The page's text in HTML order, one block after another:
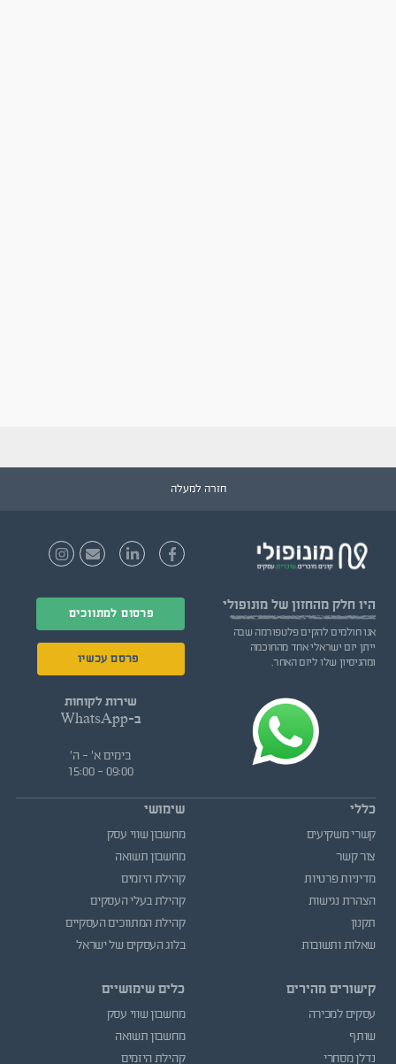
חזרה למעלה
היו חלק מהחזון של מונופולי
אנו חולמים להקים פלטפורמה שבה
ייתן יזם ישראלי אחד מהחוכמה
ומהניסיון שלו ליזם האחר.
פרסום למתווכים
פרסם עכשיו
שירות לקוחות
ב-WhatsApp
בימים א' - ה'
09:00 - 15:00
כללי
קשרי משקיעים
צור קשר
מדיניות פרטיות
הצהרת נגישות
תקנון
שאלות ותשובות
קישורים מהירים
עסקים למכירה
שותף
נדלן מסחרי
שימושי
מחשבון שווי עסק
מחשבון תשואה
קהילת היזמים
קהילת בעלי העסקים
קהילת המתווכים העסקיים
בלוג העסקים של ישראל
כלים שימושיים
מחשבון שווי עסק
מחשבון תשואה
קהילת היזמים